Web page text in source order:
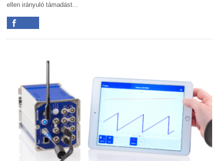
ellen irányuló támadást...